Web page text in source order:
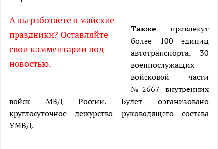
А вы работаете в майские
праздники? Оставляйте
свои комментарии под
новостью.
Также привлекут
более 100 единиц
автотранспорта, 30
военнослужащих
войсковой части
№2667 внутренних
войск МВД России. Будет организовано
круглосуточное дежурство руководящего состава
УМВД.